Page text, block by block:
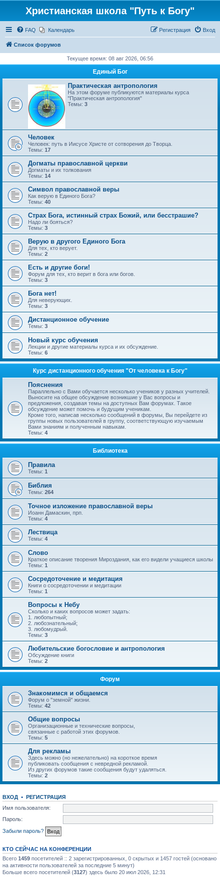
Христианская школа "Путь к Богу"
FAQ Календарь Вход
Регистрация
Список форумов
Текущее время: 08 авг 2026, 06:56
Единый Бог
Практическая антропология
На этом форуме публикуются материалы курса
"Практическая антропология"
Темы: 3
Человек
Человек: путь в Иисусе Христе от сотворения до Творца.
Темы: 17
Догматы православной церкви
Догматы и их толкования
Темы: 14
Символ православной веры
Как верую в Единого Бога?
Темы: 40
Страх Бога, истинный страх Божий, или бесстрашие?
Надо ли бояться?
Темы: 3
Верую в другого Единого Бога
Для тех, кто верует.
Темы: 2
Есть и другие боги!
Форум для тех, кто верит в бога или богов.
Темы: 3
Бога нет!
Для неверующих.
Темы: 3
Дистанционное обучение
Темы: 3
Новый курс обучения
Лекции и другие материалы курса и их обсуждение.
Темы: 6
Курс дистанционного обучения "От человека к Богу"
Пояснения
Параллельно с Вами обучается несколько учеников у разных учителей.
Выносите на общее обсуждение возникшие у Вас вопросы и
предложения, создавая темы на доступных Вам форумах. Такое
обсуждение может помочь и будущим ученикам.
Кроме того, написав несколько сообщений в форумы, Вы перейдете из
группы новых пользователей в группу, соответствующую изучаемым
Вами знаниям и полученным навыкам.
Темы: 4
Библиотека
Правила
Темы: 1
Библия
Темы: 264
Точное изложение православной веры
Иоанн Дамаскин, прп.
Темы: 4
Лествица
Темы: 4
Слово
Краткое описание творения Мироздания, как его видели учащиеся школы
Темы: 1
Сосредоточение и медитация
Книги о сосредоточении и медитации
Темы: 1
Вопросы к Небу
Сколько и каких вопросов может задать:
1. любопытный;
2. любознательный;
3. любомудрый.
Темы: 3
Любительские богословие и антропология
Обсуждение книги
Темы: 2
Форум
Знакомимся и общаемся
Форум о "земной" жизни.
Темы: 42
Общие вопросы
Организационные и технические вопросы,
связанные с работой этих форумов.
Темы: 5
Для рекламы
Здесь можно (но нежелательно) на короткое время
публиковать сообщения с невредной рекламой.
Из других форумов такие сообщения будут удаляться.
Темы: 2
ВХОД • РЕГИСТРАЦИЯ
Имя пользователя:
Пароль:
Забыли пароль?
КТО СЕЙЧАС НА КОНФЕРЕНЦИИ
Всего 1459 посетителей :: 2 зарегистрированных, 0 скрытых и 1457 гостей (основано
на активности пользователей за последние 5 минут)
Больше всего посетителей (3127) здесь было 20 июл 2026, 12:31